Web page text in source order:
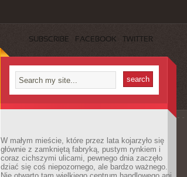
SUBSCRIBE FACEBOOK TWITTER
W małym mieście, które przez lata kojarzyło się
głównie z zamkniętą fabryką, pustym rynkiem i
coraz cichszymi ulicami, pewnego dnia zaczęło
dziać się coś niepozornego, ale bardzo ważnego.